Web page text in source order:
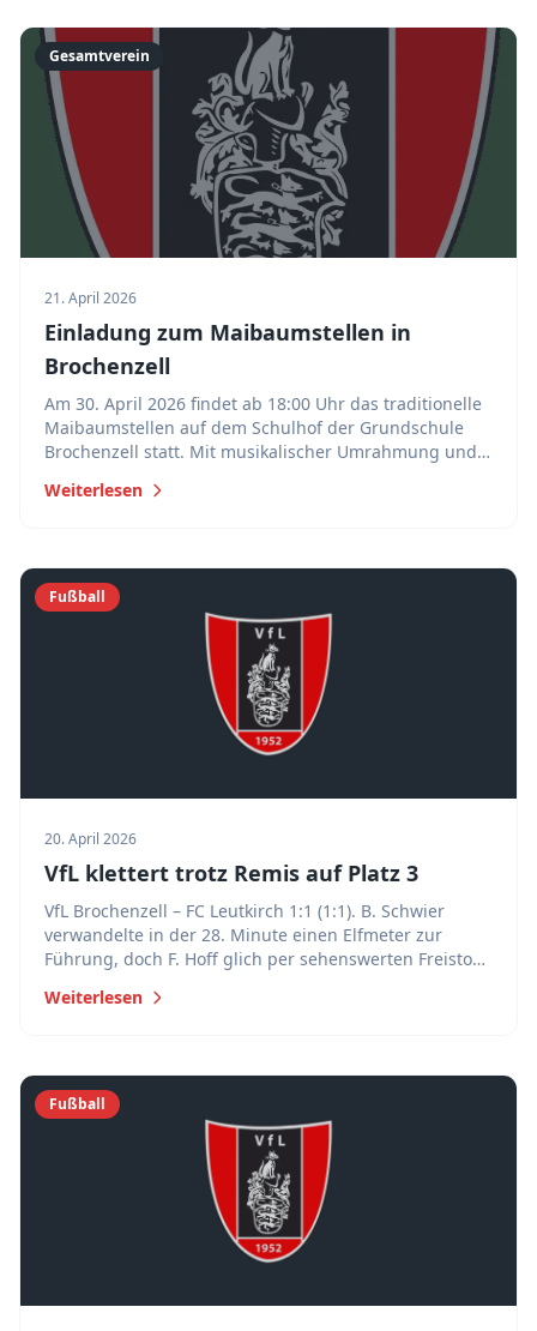
Gesamtverein
21. April 2026
Einladung zum Maibaumstellen in
Brochenzell
Am 30. April 2026 findet ab 18:00 Uhr das traditionelle
Maibaumstellen auf dem Schulhof der Grundschule
Brochenzell statt. Mit musikalischer Umrahmung und
Weiterlesen
Fußball
20. April 2026
VfL klettert trotz Remis auf Platz 3
VfL Brochenzell – FC Leutkirch 1:1 (1:1). B. Schwier
verwandelte in der 28. Minute einen Elfmeter zur
Führung, doch F. Hoff glich per sehenswerten Freistoß
sich der VfL auf Tabellenplatz 3.
Weiterlesen
Fußball